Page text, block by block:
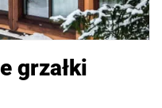
grzałki